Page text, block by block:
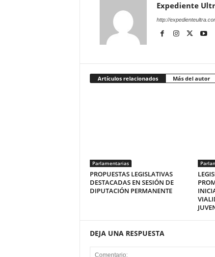
Expediente
http://
Artículos relacionados Más del autor
Parlamentarias
PROPUESTAS LEGISLATIVAS
DESTACADAS EN SESIÓN DE
DIPUTACIÓN PERMANENTE
DEJA UNA RESPUESTA